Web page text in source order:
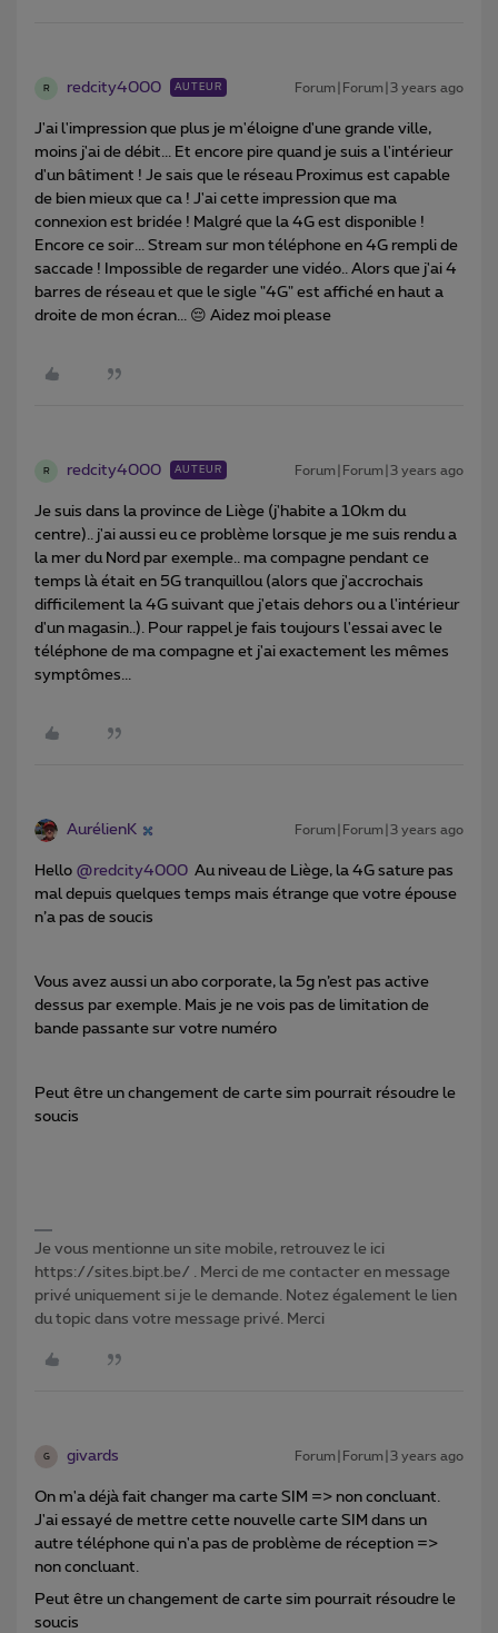
R redcity4000 AUTEUR Forum|Forum|3 years ago
J'ai l'impression que plus je m'éloigne d'une grande ville,
moins j'ai de débit... Et encore pire quand je suis a l'intérieur
d'un bâtiment ! Je sais que le réseau Proximus est capable
de bien mieux que ca ! J'ai cette impression que ma
connexion est bridée ! Malgré que la 4G est disponible !
Encore ce soir... Stream sur mon téléphone en 4G rempli de
saccade ! Impossible de regarder une vidéo.. Alors que j'ai 4
barres de réseau et que le sigle "4G" est affiché en haut a
droite de mon écran... 😔 Aidez moi please
R redcity4000 AUTEUR Forum|Forum|3 years ago
Je suis dans la province de Liège (j'habite a 10km du
centre).. j'ai aussi eu ce problème lorsque je me suis rendu a
la mer du Nord par exemple.. ma compagne pendant ce
temps là était en 5G tranquillou (alors que j'accrochais
difficilement la 4G suivant que j'etais dehors ou a l'intérieur
d'un magasin..). Pour rappel je fais toujours l'essai avec le
téléphone de ma compagne et j'ai exactement les mêmes
symptômes...
AurélienK Forum|Forum|3 years ago
Hello @redcity4000 Au niveau de Liège, la 4G sature pas
mal depuis quelques temps mais étrange que votre épouse
n’a pas de soucis
Vous avez aussi un abo corporate, la 5g n’est pas active
dessus par exemple. Mais je ne vois pas de limitation de
bande passante sur votre numéro
Peut être un changement de carte sim pourrait résoudre le
soucis
Je vous mentionne un site mobile, retrouvez le ici
https://sites.bipt.be/ . Merci de me contacter en message
privé uniquement si je le demande. Notez également le lien
du topic dans votre message privé. Merci
G givards Forum|Forum|3 years ago
On m'a déjà fait changer ma carte SIM => non concluant.
J'ai essayé de mettre cette nouvelle carte SIM dans un
autre téléphone qui n'a pas de problème de réception =>
non concluant.
Peut être un changement de carte sim pourrait résoudre le
soucis